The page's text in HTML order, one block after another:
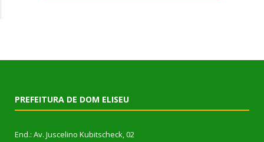
PREFEITURA DE DOM ELISEU
End.: Av. Juscelino Kubitscheck, 02